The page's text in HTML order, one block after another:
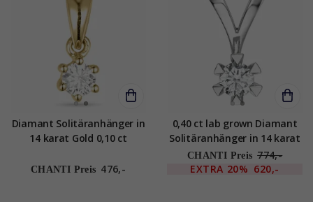
Diamant Solitäranhänger in
14 karat Gold 0,10 ct
CHANTI Preis 476,-
0,40 ct lab grown Diamant
Solitäranhänger in 14 karat
Weißgold 0,40 ct
CHANTI Preis 774,-
EXTRA 20% 620,-